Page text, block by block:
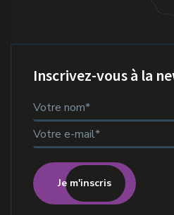
Inscrivez-vous à la
Je m'inscris